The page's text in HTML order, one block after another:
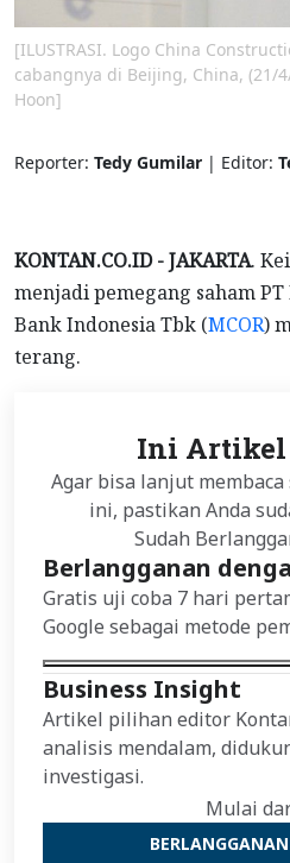
[ILUSTRASI. Logo China
cabangnya di Beijing, China, (21/
Hoon]
Reporter: Tedy Gumilar | Editor:
KONTAN.CO.ID -JAKARTA.
menjadi pemegang saham
Bank Indonesia Tbk (MCOR)
terang.
Ini Artikel
Agar bisa lanjut
ini, pastikan Anda
Sudah
Berlangganan
Gratis uji coba 7 hari
Google sebagai metode
Business Insight
Artikel pilihan editor
analisis mendalam,
investigasi.
Mulai